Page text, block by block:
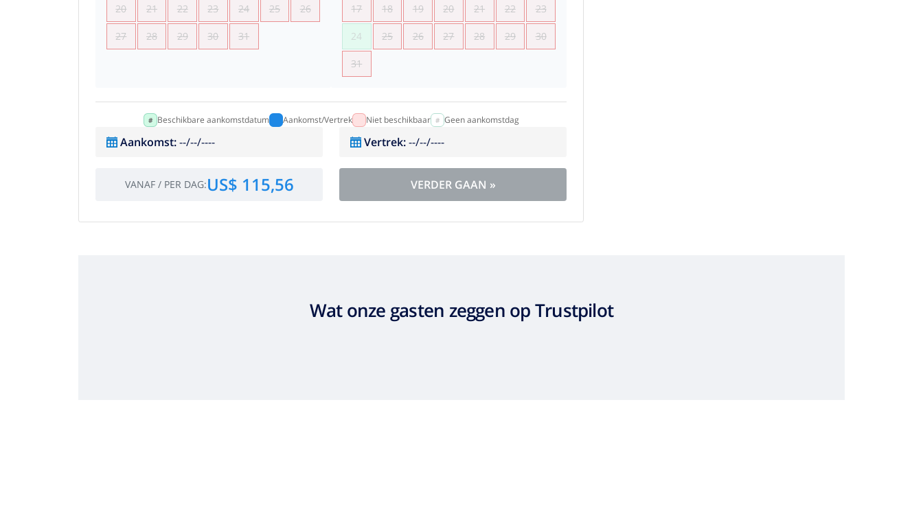
20 21 22 23 24 25 26
27 28 29 30 31
17 18 19 20 21 22 23
24 25 26 27 28 29 30
31
Beschikbare aankomstdatum Aankomst/Vertrek Niet beschikbaar Geen aankomstdag
Aankomst:--/--/---- Vertrek:--/--/----
VANAF/ PER DAG:US$ 115,56 VERDER GAAN »
Wat onze gasten zeggen op Trustpilot